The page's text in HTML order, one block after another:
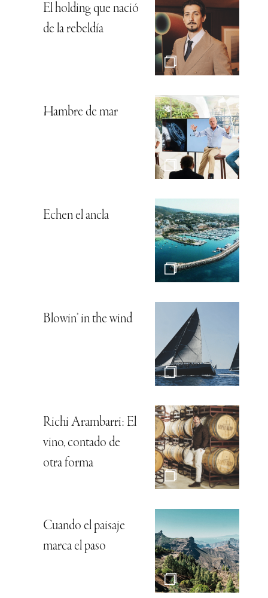
El holding que nació
de la rebeldía
Hambre de mar
Echen el ancla
Blowin’ in the wind
Richi Arambarri: El
vino, contado de
otra forma
Cuando el paisaje
marca el paso